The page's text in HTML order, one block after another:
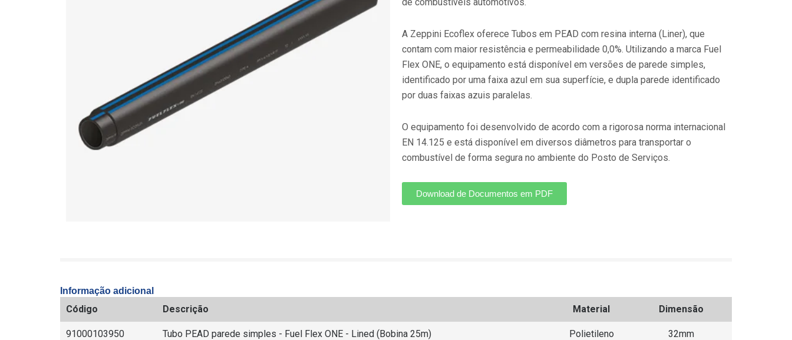
A Zeppini Ecoflex oferece Tubos em PEAD com resina interna (Liner), que
contam com maior resistência e permeabilidade 0,0%. Utilizando a marca Fuel
Flex ONE, o equipamento está disponível em versões de parede simples,
identificado por uma faixa azul em sua superfície, e dupla parede identificado
por duas faixas azuis paralelas.
O equipamento foi desenvolvido de acordo com a rigorosa norma internacional
EN 14.125 e está disponível em diversos diâmetros para transportar o
combustível de forma segura no ambiente do Posto de Serviços.
Download de Documentos em PDF
Informação adicional
Código Descrição Material Dimensão
91000103950 Tubo PEAD parede simples - Fuel Flex ONE - Lined (Bobina 25m) Polietileno 32mm